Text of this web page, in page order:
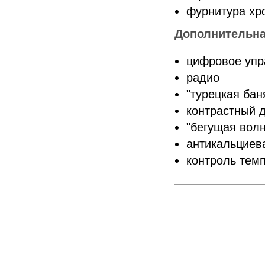
фурнитура
цифровое
радио
"турецкая
контрастный
"бегущая
контроль